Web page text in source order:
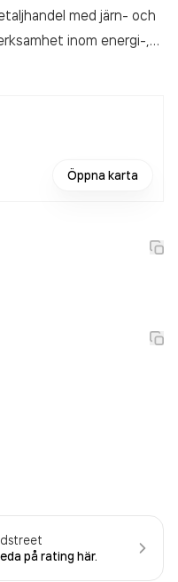
med järn- och
Öppna karta
på rating här.